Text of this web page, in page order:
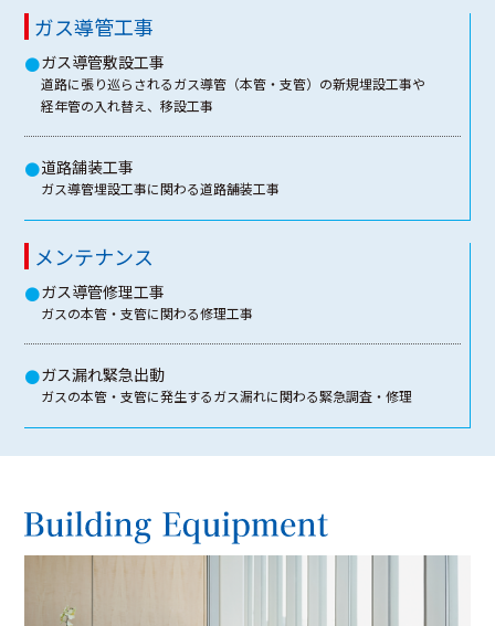
ガス導管工事
●ガス導管敷設工事
道路に張り巡らされるガス導管（本管・支管）の新規埋設工事や
経年管の入れ替え、移設工事
●道路舗装工事
ガス導管埋設工事に関わる道路舗装工事
メンテナンス
●ガス導管修理工事
ガスの本管・支管に関わる修理工事
●ガス漏れ緊急出動
ガスの本管・支管に発生するガス漏れに関わる緊急調査・修理